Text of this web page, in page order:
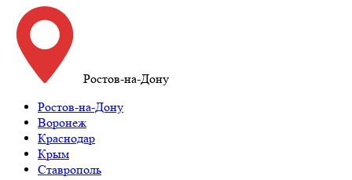
Ростов-на-Дону
Ростов-на-Дону
Воронеж
Краснодар
Крым
Ставрополь